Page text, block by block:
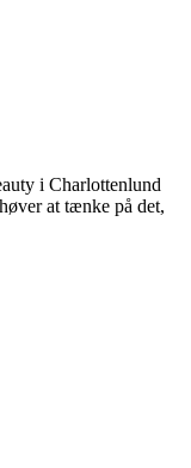
i Charlottenlund
at tænke på det,